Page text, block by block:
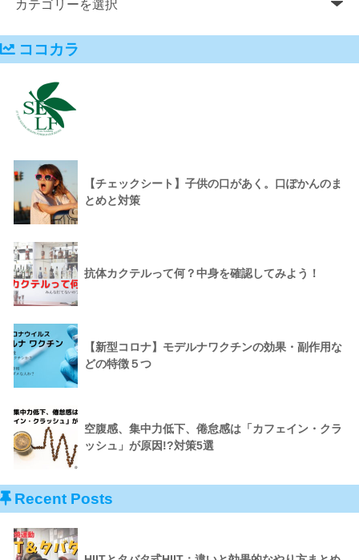
ココカラ
【チェックシート】子供の口があく。口ぽかんのま
とめと対策
抗体カクテルって何？中身を確認してみよう！
【新型コロナ】モデルナワクチンの効果・副作用な
どの特徴５つ
空腹感、集中力低下、倦怠感は「カフェイン・クラ
ッシュ」が原因!?対策5選
Recent Posts